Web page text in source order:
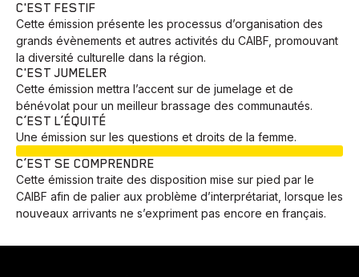
C'EST FESTIF
Cette émission présente les processus d’organisation des
grands évènements et autres activités du CAIBF, promouvant
la diversité culturelle dans la région.
C'EST JUMELER
Cette émission mettra l’accent sur de jumelage et de
bénévolat pour un meilleur brassage des communautés.
C’EST L’ÉQUITÉ
Une émission sur les questions et droits de la femme.
C’EST SE COMPRENDRE
Cette émission traite des disposition mise sur pied par le
CAIBF afin de palier aux problème d’interprétariat, lorsque les
nouveaux arrivants ne s’expriment pas encore en français.